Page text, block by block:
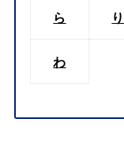
ら り
わ